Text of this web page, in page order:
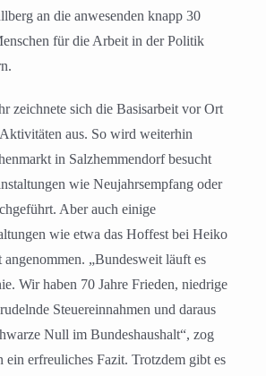
an die anwesenden knapp 30
für die Arbeit in der Politik
zeichnete sich die Basisarbeit vor Ort
aus. So wird weiterhin
in Salzhemmendorf besucht
wie Neujahrsempfang oder
Aber auch einige
wie etwa das Hoffest bei Heiko
„Bundesweit läuft es
Wir haben 70 Jahre Frieden, niedrige
Steuereinnahmen und daraus
Null im Bundeshaushalt“, zog
erfreuliches Fazit. Trotzdem gibt es